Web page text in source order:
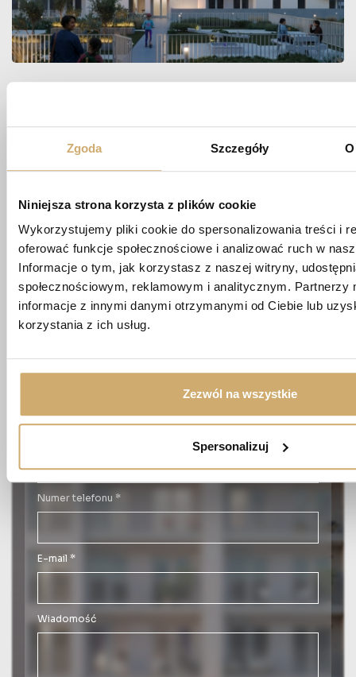
Zgoda Szczegóły
Niniejsza strona korzysta z plików cookie
Wykorzystujemy pliki cookie do spersonalizowania treści i
oferować funkcje społecznościowe i analizować ruch w
Informacje o tym, jak korzystasz z naszej witryny,
społecznościowym, reklamowym i analitycznym. Partnerzy
informacje z innymi danymi otrzymanymi od Ciebie lub
korzystania z ich usług.
Zezwól na wszystkie
Spersonalizuj
Zapytaj
O MIESZKANIE
+48 881 737 573
+48 663 689 911
ul. Wędrowna 1/87,
20-819 Lublin
Imię *
Numer telefonu *
E-mail *
Wiadomość